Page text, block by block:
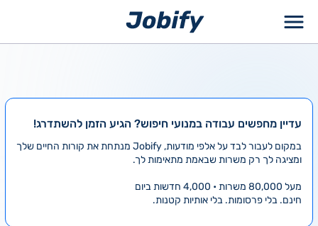
עדיין מחפשים עבודה במנועי חיפוש? הגיע הזמן להשתדרג!
במקום לעבור לבד על אלפי מודעות, Jobify מנתחת את קורות החיים שלך
ומציגה לך רק משרות שבאמת מתאימות לך.
מעל 80,000 משרות • 4,000 חדשות ביום
חינם. בלי פרסומות. בלי אותיות קטנות.